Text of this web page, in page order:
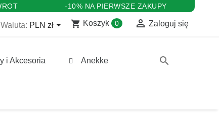
-10% NA PIERWSZE ZAKUPY
Waluta: PLN zł shopping_cart Koszyk 0  Zaloguj się
i Akcesoria Anekke search